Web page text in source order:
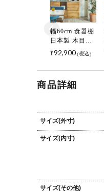
幅60cm 食器棚
日本製 木目調
ガラス扉 ステ
ンレス天板 コ
マグネット キ
ボード キッチ
ン 収納 棚 おし
ゃれ 北欧
¥92,900 税込
商品詳細
サイズ(外寸)
サイズ(内寸)
サイズ(その他)